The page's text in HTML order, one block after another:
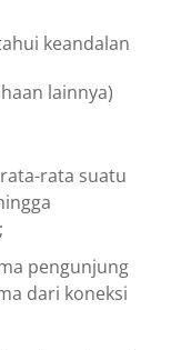
keandalan
lainnya)
rata suatu
pengunjung
dari koneksi